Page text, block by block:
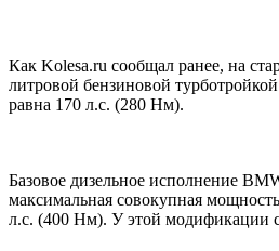
Как Kolesa.ru сообщал ранее, на
литровой бензиновой
равна 170 л.с. (280 Нм).
Базовое дизельное исполнение
максимальная совокупная
л.с. (400 Нм). У этой модификации